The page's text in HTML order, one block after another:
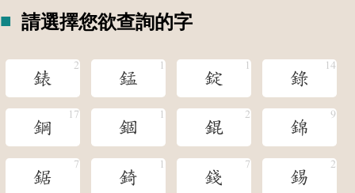
請選擇您欲查詢的字
錶 錳 錠 錄
鋼 錮 錕 錦
鋸 錡 錢 錫